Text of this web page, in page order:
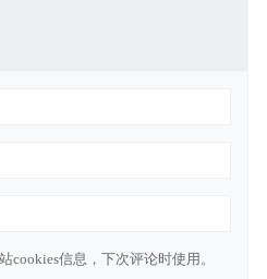
cookies信息，下次评论时使用。